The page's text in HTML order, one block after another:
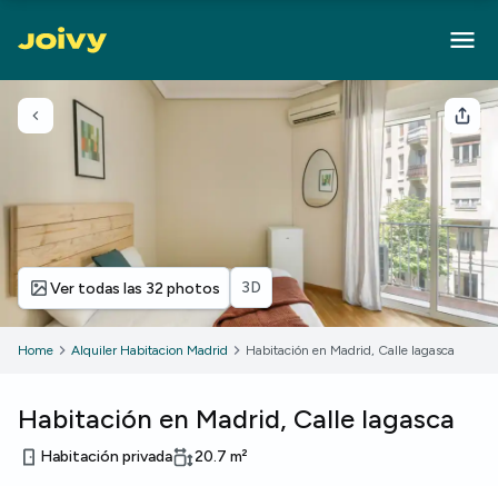
Volver
Ver todas las 32 photos 3D
Home Alquiler Habitacion Madrid Habitación en Madrid, Calle lagasca
Habitación en Madrid, Calle lagasca
Habitación privada 20.7 m²